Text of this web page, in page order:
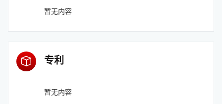
暂无内容
专利
暂无内容